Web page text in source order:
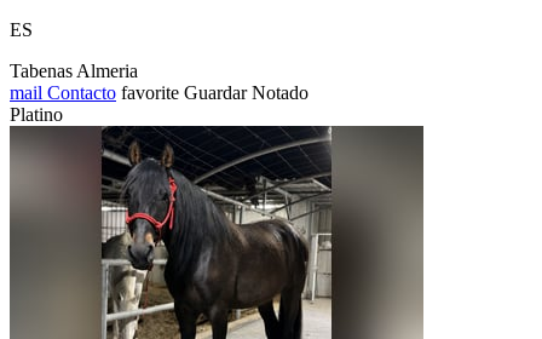
ES
Tabenas Almeria
mail Contacto favorite Guardar Notado
Platino